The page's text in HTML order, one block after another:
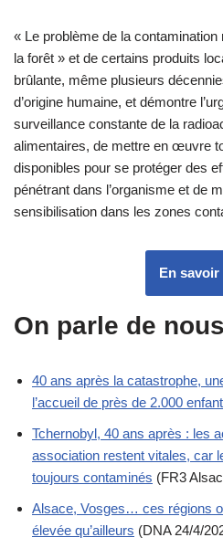
« Le problème de la
la forêt » et de certains produits
brûlante, même plusieurs
d’origine humaine, et démontre
surveillance constante de la
alimentaires, de mettre en œuvre
disponibles pour se protéger des
pénétrant dans l’organisme et de
sensibilisation dans les zones
En savoir
On parle de
40 ans après la catastrophe,
l’accueil de près de 2.000
Tchernobyl, 40 ans après : les
association restent vitales, car
toujours contaminés (FR3
Alsace, Vosges… ces régions
élevée qu’ailleurs (DNA 24/4/